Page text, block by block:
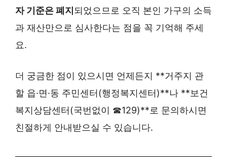
자 기준은 폐지 되었으므로 오직 본인 가구의 소득
과 재산만으로 심사한다는 점을 꼭 기억해 주세
요.
더 궁금한 점이 있으시면 언제든지 **거주지 관
할 읍·면·동 주민센터(행정복지센터)**나 **보건
복지상담센터(국번없이 ☎129)**로 문의하시면
친절하게 안내받으실 수 있습니다.